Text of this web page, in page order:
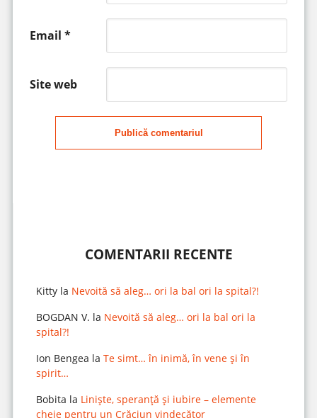
Email *
Site web
Publică comentariul
COMENTARII RECENTE
Kittyla Nevoită să aleg… ori la bal ori la spital?!
BOGDAN V. la Nevoită să aleg… ori la bal ori la
spital?!
Ion Bengea la Te simt… în inimă, în vene și în
spirit…
Bobita la Liniște, speranță și iubire – elemente
cheie pentru un Crăciun vindecător